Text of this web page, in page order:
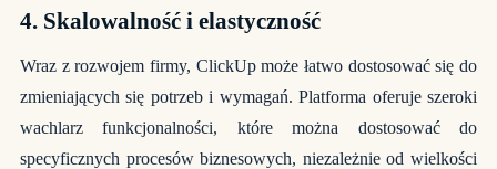
4. Skalowalność i elastyczność
Wraz z rozwojem firmy, ClickUp może łatwo dostosować się do
zmieniających się potrzeb i wymagań. Platforma oferuje szeroki
wachlarz funkcjonalności, które można dostosować do
specyficznych procesów biznesowych, niezależnie od wielkości